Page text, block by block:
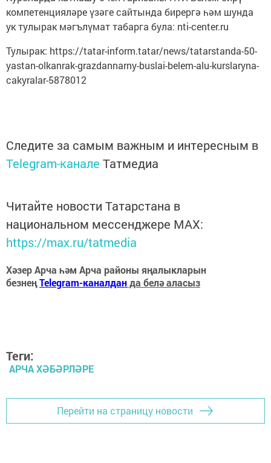
компетенцияләре үзәге сайтында бирергә һәм шунда
ук тулырак мәгълүмат табарга була: nti-center.ru
Тулырак: https://tatar-inform.tatar/news/tatarstanda-50-
yastan-olkanrak-grazdannarny-buslai-belem-alu-kurslaryna-
cakyralar-5878012
Следите за самым важным и интересным в
Telegram-канале Татмедиа
Читайте новости Татарстана в
национальном мессенджере MАХ:
https://max.ru/tatmedia
Хәзер Арча һәм Арча районы яңалыкларын
безнеңTelegram-каналданда белә аласыз
Теги:
АРЧА ХӘБӘРЛӘРЕ
Перейти на страницу новости